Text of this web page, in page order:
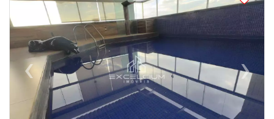
‹Previous ›Next